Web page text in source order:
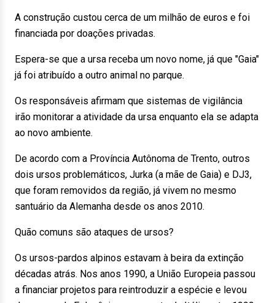
A construção custou cerca de um milhão de euros e foi
financiada por doações privadas.
Espera-se que a ursa receba um novo nome, já que "Gaia"
já foi atribuído a outro animal no parque.
Os responsáveis afirmam que sistemas de vigilância
irão monitorar a atividade da ursa enquanto ela se adapta
ao novo ambiente.
De acordo com a Província Autônoma de Trento, outros
dois ursos problemáticos, Jurka (a mãe de Gaia) e DJ3,
que foram removidos da região, já vivem no mesmo
santuário da Alemanha desde os anos 2010.
Quão comuns são ataques de ursos?
Os ursos-pardos alpinos estavam à beira da extinção
décadas atrás. Nos anos 1990, a União Europeia passou
a financiar projetos para reintroduzir a espécie e levou